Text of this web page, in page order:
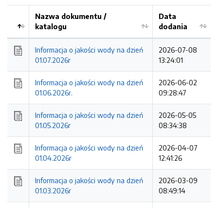
Kolejność
Nazwa dokumentu /
katalogu
Data
dodania
Informacja o jakości wody na dzień
01.07.2026r
2026-07-08
13:24:01
Informacja o jakości wody na dzień
01.06.2026r.
2026-06-02
09:28:47
Informacja o jakości wody na dzień
01.05.2026r
2026-05-05
08:34:38
Informacja o jakości wody na dzień
01.04.2026r
2026-04-07
12:41:26
Informacja o jakości wody na dzień
01.03.2026r
2026-03-09
08:49:14